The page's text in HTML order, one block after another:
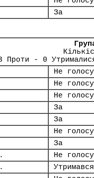
За
Проти - 0
Не
Не
Не
За
За
Не
За
Не
Утримався